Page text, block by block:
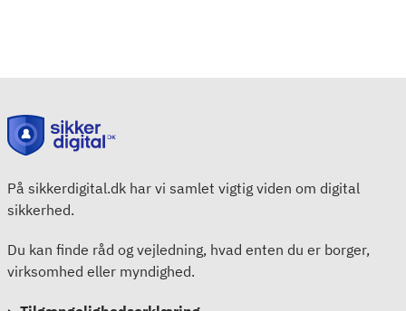
På sikkerdigital.dk har vi samlet vigtig viden om digital
sikkerhed.
Du kan finde råd og vejledning, hvad enten du er borger,
virksomhed eller myndighed.